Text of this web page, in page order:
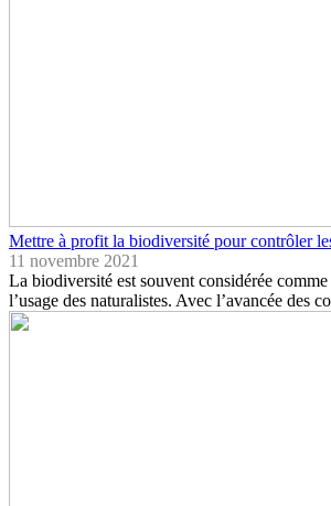
Mettre à profit la biodiversité pour contrôler
11 novembre 2021
La biodiversité est souvent considérée
l’usage des naturalistes. Avec l’avancée des